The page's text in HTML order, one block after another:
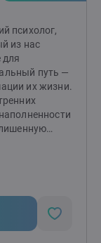
видеть
психолог,
из нас
для
путь —
их жизни.
мир вокруг
и
а не
и
того,